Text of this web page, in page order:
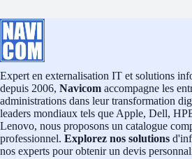
Expert en externalisation IT et solutions
depuis 2006, Navicom accompagne les
administrations dans leur transformation
leaders mondiaux tels que Apple, Dell,
Lenovo, nous proposons un catalogue
professionnel. Explorez nos solutions
nos experts pour obtenir un devis